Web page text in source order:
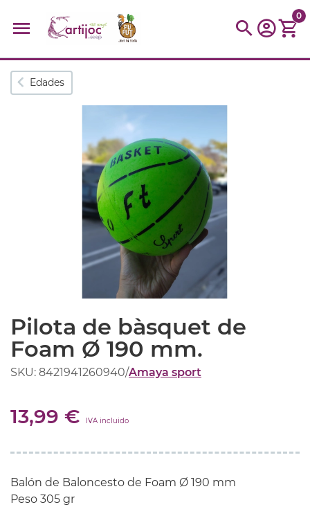
Búsquedas populares
Parchís Moulin
montessori
kidynight
0
Edades
Pilota de bàsquet de
Foam Ø 190 mm.
SKU: 8421941260940/Amaya sport
13,99 € IVA incluido
Balón de Baloncesto de Foam Ø 190 mm
Peso 305 gr